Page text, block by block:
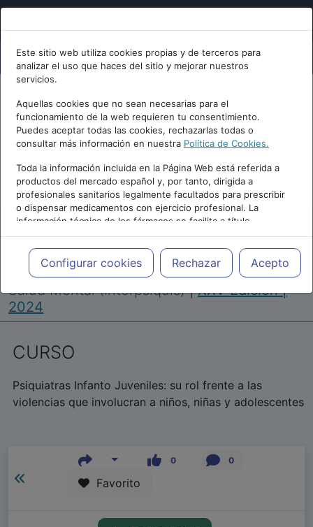
Este sitio web utiliza cookies propias y de terceros para
analizar el uso que haces del sitio y mejorar nuestros
servicios.
Aquellas cookies que no sean necesarias para el
funcionamiento de la web requieren tu consentimiento.
Puedes aceptar todas las cookies, rechazarlas todas o
consultar más información en nuestra Política de Cookies.
Toda la información incluida en la Página Web está referida a
productos del mercado español y, por tanto, dirigida a
profesionales sanitarios legalmente facultados para prescribir
o dispensar medicamentos con ejercicio profesional. La
información técnica de los fármacos se facilita a título
meramente informativo, siendo responsabilidad de los
profesionales facultados prescribir medicamentos y decidir, en
cada caso concreto, el tratamiento más adecuado a las
necesidades del paciente.
Configurar cookies Rechazar Acepto
Repositorio de Artículos |Congreso Virtual
Internacional de Psiquiatría, Psicología y
Salud Mental (Interpsiquis)|XXV Edición |
2024
CURSO
Psiquiatras Infanto Juveniles: su rol frente a las
violencias que involucran a niños, niñas y adolescentes
0 0
Favorito